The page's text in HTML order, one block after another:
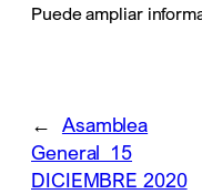
Puede ampliar
← Asamblea
General_15
DICIEMBRE 2020